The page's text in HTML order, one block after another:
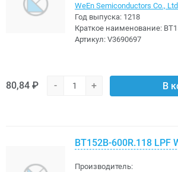
WeEn Semiconductors Co.,
Год выпуска: 1218
Краткое наименование:
Артикул: V3690697
80,84 ₽ - + В
BT152B-600R.118 LPF
Производитель: